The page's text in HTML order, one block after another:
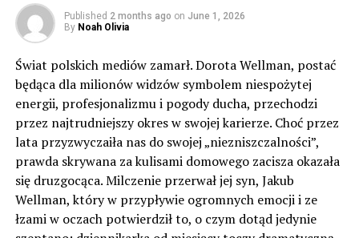
Published 2 months ago on June 1, 2026
By Noah Olivia
Świat polskich mediów zamarł. Dorota Wellman, postać
będąca dla milionów widzów symbolem niespożytej
energii, profesjonalizmu i pogody ducha, przechodzi
przez najtrudniejszy okres w swojej karierze. Choć przez
lata przyzwyczaiła nas do swojej „niezniszczalności”,
prawda skrywana za kulisami domowego zacisza okazała
się druzgocąca. Milczenie przerwał jej syn, Jakub
Wellman, który w przypływie ogromnych emocji i ze
łzami w oczach potwierdził to, o czym dotąd jedynie